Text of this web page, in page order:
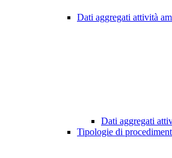
Dati aggregati attività
Dati aggregati
Tipologie di